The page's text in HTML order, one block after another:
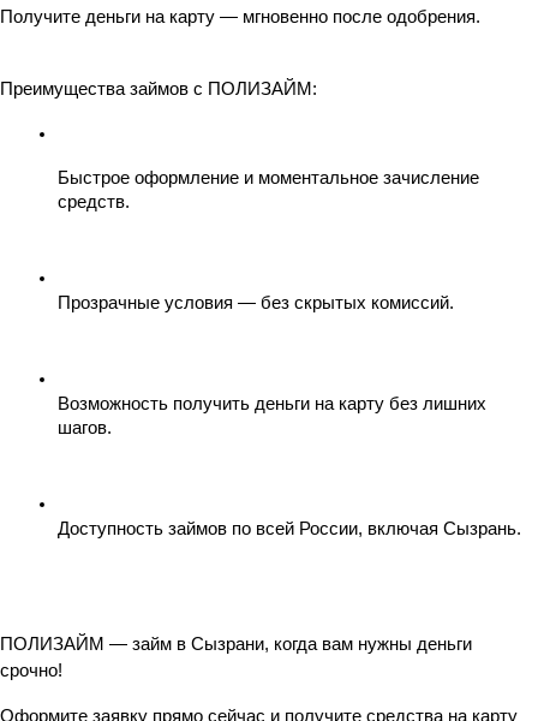
Получите деньги на карту — мгновенно после одобрения.
Преимущества займов с ПОЛИЗАЙМ:
Быстрое оформление и моментальное зачисление
средств.
Прозрачные условия — без скрытых комиссий.
Возможность получить деньги на карту без лишних
шагов.
Доступность займов по всей России, включая Сызрань.
ПОЛИЗАЙМ — займ в Сызрани, когда вам нужны деньги
срочно!
Оформите заявку прямо сейчас и получите средства на карту